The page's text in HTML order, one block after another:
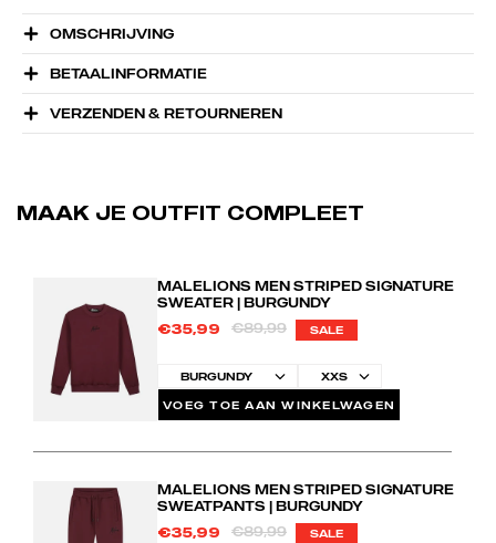
OMSCHRIJVING
BETAALINFORMATIE
VERZENDEN & RETOURNEREN
MAAK JE OUTFIT COMPLEET
MALELIONS MEN STRIPED SIGNATURE
SWEATER | BURGUNDY
€35,99
€89,99 SALE
VOEG TOE AAN WINKELWAGEN
MALELIONS MEN STRIPED SIGNATURE
SWEATPANTS | BURGUNDY
€35,99
€89,99 SALE